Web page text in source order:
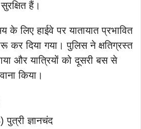
हैं।
लिए हाईवे पर यातायात प्रभावित
कर दिया गया। पुलिस ने क्षतिग्रस्त
और यात्रियों को दूसरी बस से
किया।
पुत्री ज्ञानचंद